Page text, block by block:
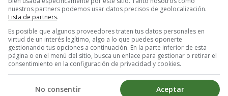
forma positiva. A menudo asociamos el final del verano con algo
lugar de dejar que la nostalgia se apodere de ti, este año
de estación y reconocer los beneficios que pueden aportar.
nuestros partners podemos usar datos precisos de geolocalización.
Lista de partners.
Es posible que algunos proveedores traten tus datos personales en
virtud de un interés legítimo, algo a lo que puedes oponerte
gestionando tus opciones a continuación. En la parte inferior de esta
página o en el menú del sitio, busca un enlace para gestionar o retirar el
consentimiento en la configuración de privacidad y cookies.
Aceptar
No consentir